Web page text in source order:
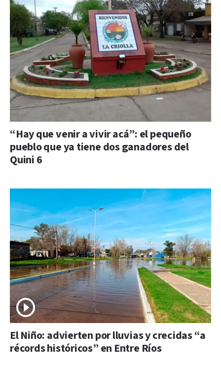
“Hay que venir a vivir acá”: el pequeño
pueblo que ya tiene dos ganadores del
Quini 6
El Niño: advierten por lluvias y crecidas “a
récords históricos” en Entre Ríos